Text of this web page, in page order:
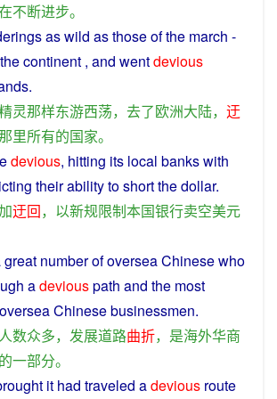
不断进步。
aswild as those of the march -
continent , and wentdevious
.
灵那样东游西荡， 去了欧洲大陆， 迂
里所有的国家。
devious, hitting its local bankswith
theirabilitytoshortthedollar.
迂回， 以新规限制本国银行卖空美元
great numberofoverseaChinesewho
adeviouspath and the most
overseaChinesebusinessmen.
人数众多， 发展道路曲折， 是海外华商
的一部分。
it had traveled adevious route